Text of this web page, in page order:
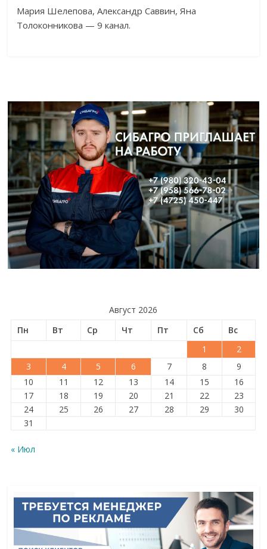
Мария Шелепова, Александр Саввин, Яна
Толоконникова — 9 канал.
Август 2026
Пн
Вт Ср Чт Пт Сб
Вс
1
2
3
4 5 6 7 8
9
10
11 12 13 14 15
16
17
18 19 20 21 22
23
24
25 26 27 28 29
30
31
« Июл